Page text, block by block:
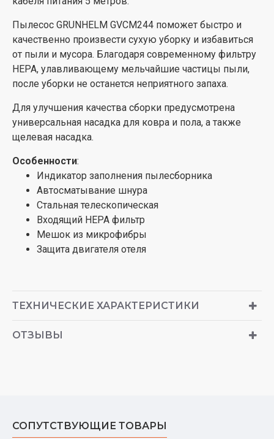
Пылесос GRUNHELM GVCM244 поможет быстро и
качественно произвести сухую уборку и избавиться
от пыли и мусора. Благодаря современному фильтру
HEPA, улавливающему мельчайшие частицы пыли,
после уборки не останется неприятного запаха.
Для улучшения качества сборки предусмотрена
универсальная насадка для ковра и пола, а также
щелевая насадка.
Особенности:
Индикатор заполнения пылесборника
Автосматывание шнура
Стальная телескопическая
Входящий HEPA фильтр
Мешок из микрофибры
Защита двигателя отеля
ТЕХНИЧЕСКИЕ ХАРАКТЕРИСТИКИ
ОТЗЫВЫ
СОПУТСТВУЮЩИЕ ТОВАРЫ